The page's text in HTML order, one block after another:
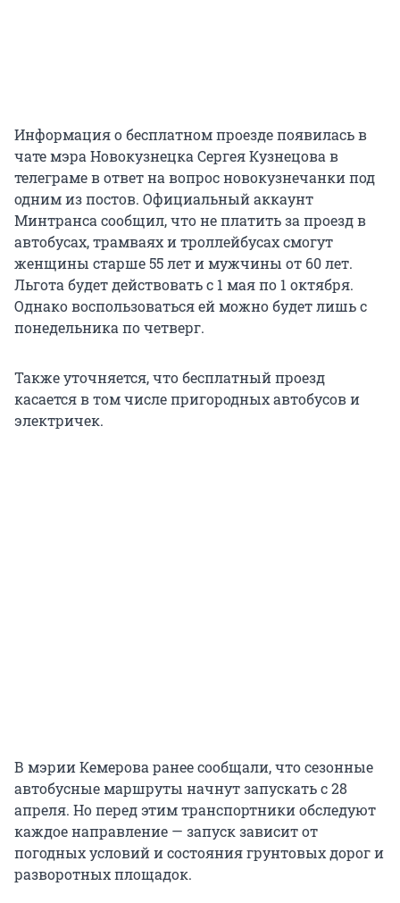
Информация о бесплатном проезде появилась в
чате мэра Новокузнецка Сергея Кузнецова в
телеграме в ответ на вопрос новокузнечанки под
одним из постов. Официальный аккаунт
Минтранса сообщил, что не платить за проезд в
автобусах, трамваях и троллейбусах смогут
женщины старше 55 лет и мужчины от 60 лет.
Льгота будет действовать с 1 мая по 1 октября.
Однако воспользоваться ей можно будет лишь с
понедельника по четверг.
Также уточняется, что бесплатный проезд
касается в том числе пригородных автобусов и
электричек.
В мэрии Кемерова ранее сообщали, что сезонные
автобусные маршруты начнут запускать с 28
апреля. Но перед этим транспортники обследуют
каждое направление — запуск зависит от
погодных условий и состояния грунтовых дорог и
разворотных площадок.